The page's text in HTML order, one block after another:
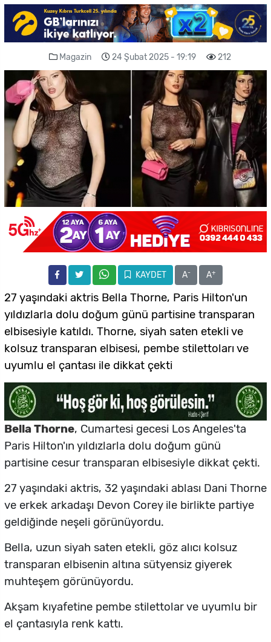
Magazin 24 Şubat 2025 - 19:19 212
KAYDET A- A+
27 yaşındaki aktris Bella Thorne, Paris Hilton'un
yıldızlarla dolu doğum günü partisine transparan
elbisesiyle katıldı. Thorne, siyah saten etekli ve
kolsuz transparan elbisesi, pembe stilettoları ve
uyumlu el çantası ile dikkat çekti
Bella Thorne, Cumartesi gecesi Los Angeles'ta
Paris Hilton'ın yıldızlarla dolu doğum günü
partisine cesur transparan elbisesiyle dikkat çekti.
27 yaşındaki aktris, 32 yaşındaki ablası Dani Thorne
ve erkek arkadaşı Devon Corey ile birlikte partiye
geldiğinde neşeli görünüyordu.
Bella, uzun siyah saten etekli, göz alıcı kolsuz
transparan elbisenin altına sütyensiz giyerek
muhteşem görünüyordu.
Akşam kıyafetine pembe stilettolar ve uyumlu bir
el çantasıyla renk kattı.